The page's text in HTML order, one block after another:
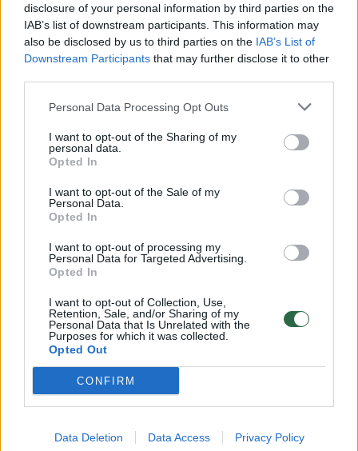
disclosure of your personal information by third parties on the
IAB’s list of downstream participants. This information may
also be disclosed by us to third parties on the IAB’s List of
Downstream Participants that may further disclose it to other
Personal Data Processing Opt Outs
I want to opt-out of the Sharing of my
personal data.
Opted In
I want to opt-out of the Sale of my
Personal Data.
Opted In
I want to opt-out of processing my
Personal Data for Targeted Advertising.
Opted In
I want to opt-out of Collection, Use,
Retention, Sale, and/or Sharing of my
Personal Data that Is Unrelated with the
Purposes for which it was collected.
Opted Out
CONFIRM
Data Deletion Data Access Privacy Policy
siaubinga“, – vietos laikraščiui „Ideal“
pasakojo vienas gyventojas.
Susiję straipsniai
Turistų pamiltoje saloje –
chaosas: gatvės virto upėmis,
kelius užtvėrė ir nuošliaužos
Staigi audra yra naujausias smūgis iš „Storm